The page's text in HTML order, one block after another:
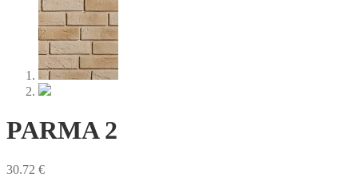
PARMA 2
30.72 €